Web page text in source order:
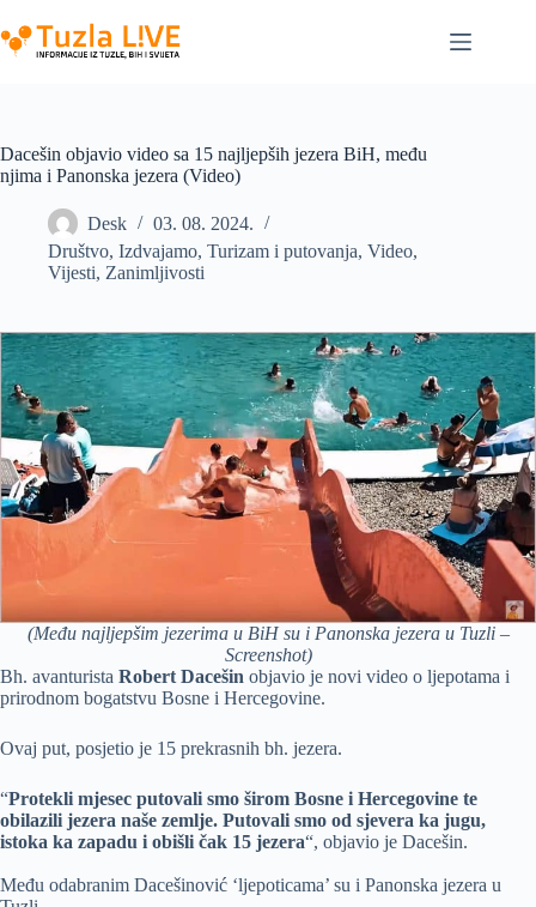
to
content
Dacešin objavio video sa 15 najljepših jezera BiH, među
njima i Panonska jezera (Video)
Desk
03. 08. 2024.
Društvo, Izdvajamo, Turizam i putovanja, Video,
Vijesti, Zanimljivosti
(Među najljepšim jezerima u BiH su i Panonska jezera u Tuzli –
Screenshot)
Bh. avanturista Robert Dacešin objavio je novi video o ljepotama i
prirodnom bogatstvu Bosne i Hercegovine.
Ovaj put, posjetio je 15 prekrasnih bh. jezera.
“Protekli mjesec putovali smo širom Bosne i Hercegovine te
obilazili jezera naše zemlje. Putovali smo od sjevera ka jugu,
istoka ka zapadu i obišli čak 15 jezera“, objavio je Dacešin.
Među odabranim Dacešinović ‘ljepoticama’ su i Panonska jezera u